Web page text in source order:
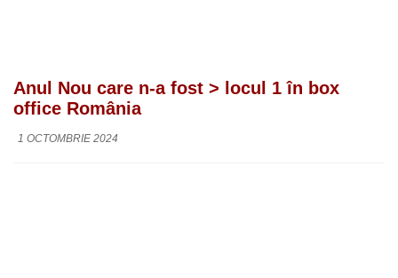
Anul Nou care n-a fost > locul 1 în box
office România
1 OCTOMBRIE 2024